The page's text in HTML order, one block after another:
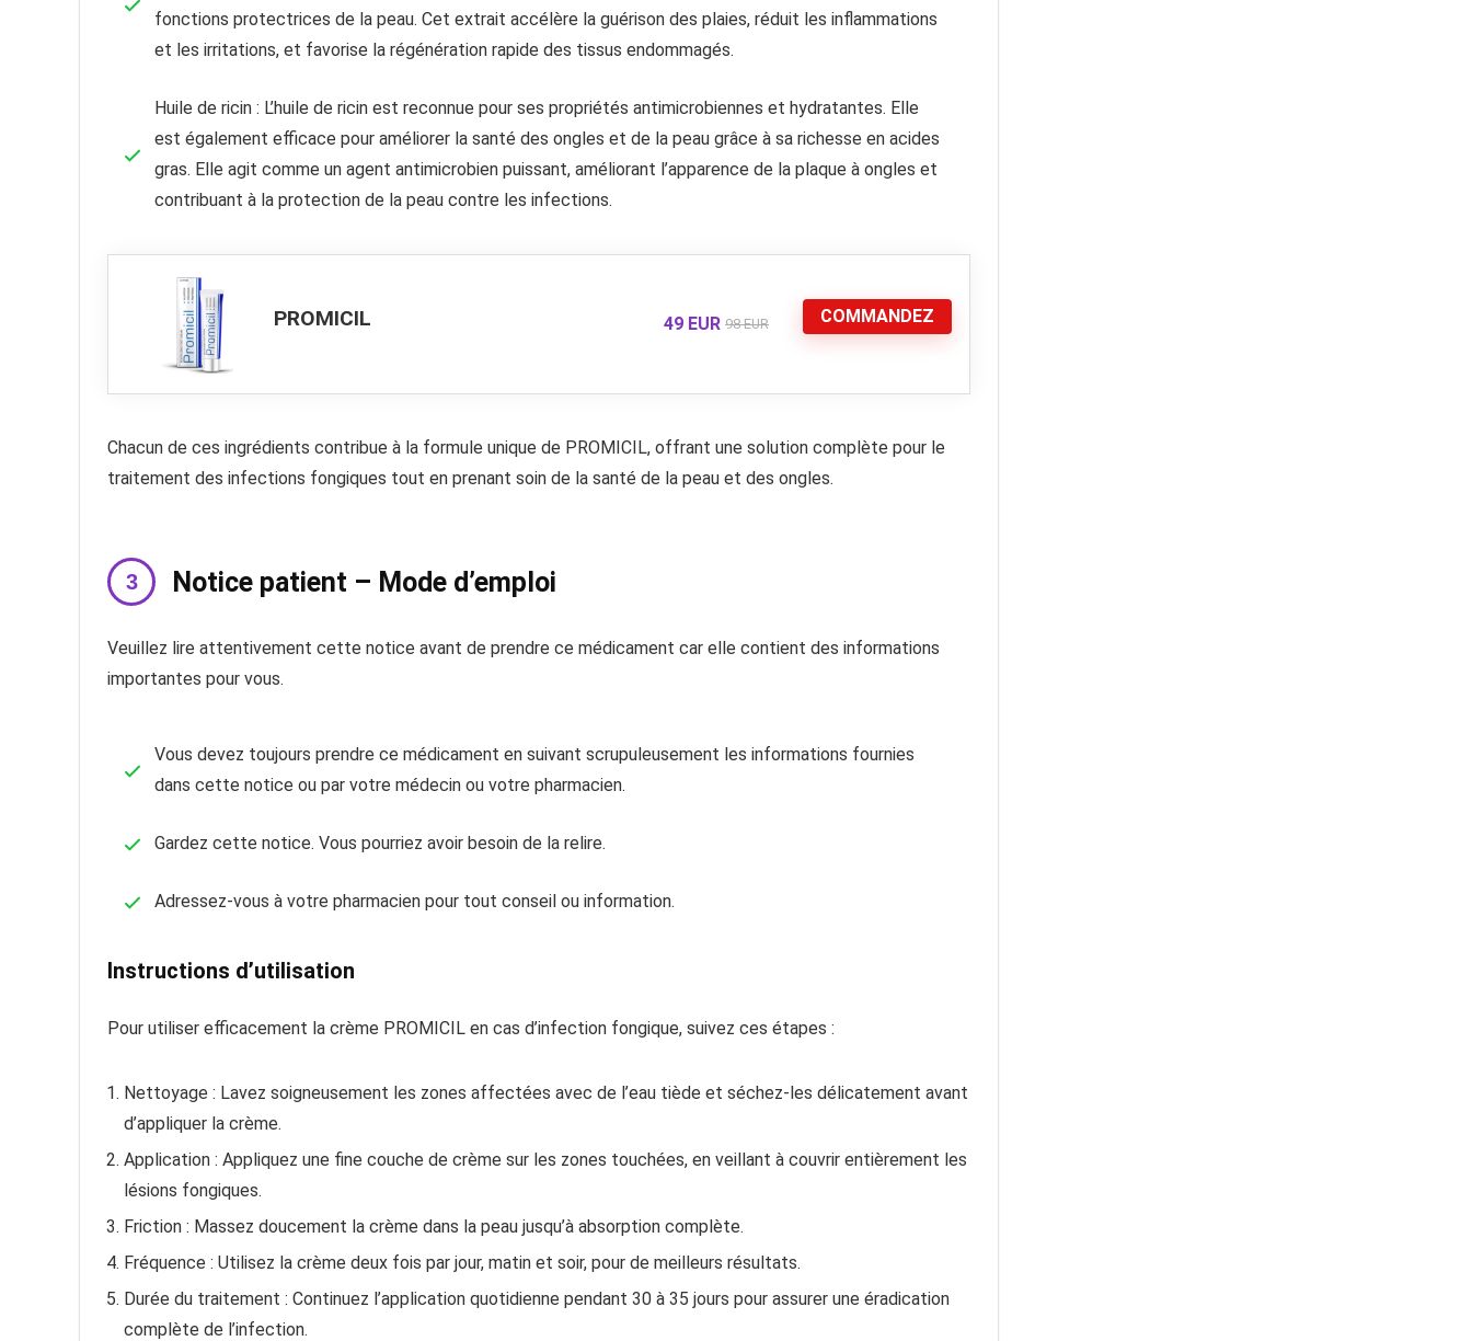
fonctions protectrices de la peau. Cet extrait accélère la guérison des plaies, réduit les inflammations
et les irritations, et favorise la régénération rapide des tissus endommagés.
Huile de ricin : L’huile de ricin est reconnue pour ses propriétés antimicrobiennes et hydratantes. Elle
est également efficace pour améliorer la santé des ongles et de la peau grâce à sa richesse en acides
gras. Elle agit comme un agent antimicrobien puissant, améliorant l’apparence de la plaque à ongles et
contribuant à la protection de la peau contre les infections.
PROMICIL 49 EUR 98 EUR COMMANDEZ
Chacun de ces ingrédients contribue à la formule unique de PROMICIL, offrant une solution complète pour le
traitement des infections fongiques tout en prenant soin de la santé de la peau et des ongles.
Notice patient – Mode d’emploi
Veuillez lire attentivement cette notice avant de prendre ce médicament car elle contient des informations
importantes pour vous.
Vous devez toujours prendre ce médicament en suivant scrupuleusement les informations fournies
dans cette notice ou par votre médecin ou votre pharmacien.
Gardez cette notice. Vous pourriez avoir besoin de la relire.
Adressez-vous à votre pharmacien pour tout conseil ou information.
Instructions d’utilisation
Pour utiliser efficacement la crème PROMICIL en cas d’infection fongique, suivez ces étapes :
Nettoyage : Lavez soigneusement les zones affectées avec de l’eau tiède et séchez-les délicatement avant
d’appliquer la crème.
Application : Appliquez une fine couche de crème sur les zones touchées, en veillant à couvrir entièrement les
lésions fongiques.
Friction : Massez doucement la crème dans la peau jusqu’à absorption complète.
Fréquence : Utilisez la crème deux fois par jour, matin et soir, pour de meilleurs résultats.
Durée du traitement : Continuez l’application quotidienne pendant 30 à 35 jours pour assurer une éradication
complète de l’infection.